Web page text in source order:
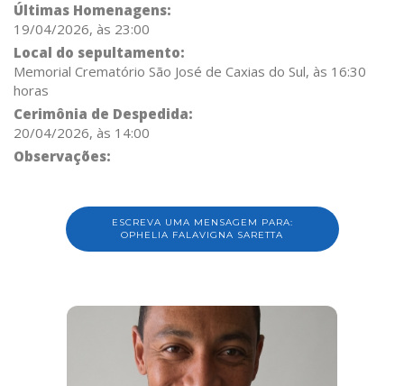
Últimas Homenagens:
19/04/2026, às 23:00
Local do sepultamento:
Memorial Crematório São José de Caxias do Sul, às 16:30
horas
Cerimônia de Despedida:
20/04/2026, às 14:00
Observações:
ESCREVA UMA MENSAGEM PARA:
OPHELIA FALAVIGNA SARETTA